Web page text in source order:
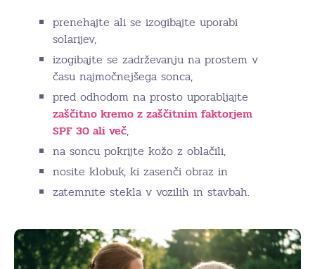
prenehajte ali se izogibajte uporabi
solarijev,
izogibajte se zadrževanju na prostem v
času najmočnejšega sonca,
pred odhodom na prosto uporabljajte
zaščitno kremo z zaščitnim faktorjem
SPF 30 ali več,
na soncu pokrijte kožo z oblačili,
nosite klobuk, ki zasenči obraz in
zatemnite stekla v vozilih in stavbah.